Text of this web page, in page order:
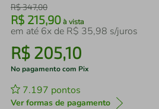
R$347,00
R$ 215,90 à vista
em até 6x de R$ 35,98 s/juros
R$ 205,10
No pagamento com Pix
7.197 pontos
Ver formas de pagamento